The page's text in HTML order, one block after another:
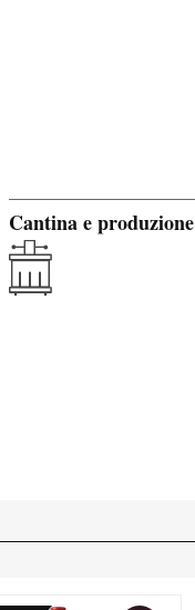
Cantina e produzione